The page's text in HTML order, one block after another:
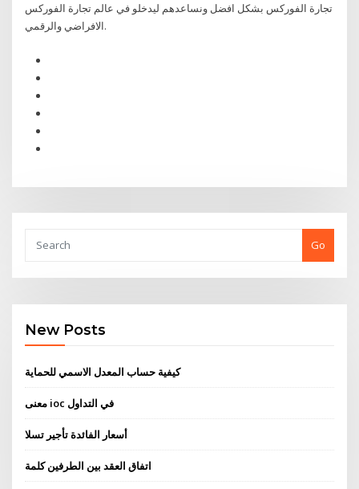
تجارة الفوركس بشكل افضل ونساعدهم ليدخلو في عالم تجارة الفوركس
الافراضي والرقمي.
Go
New Posts
كيفية حساب المعدل الاسمي للحماية
معنى ioc في التداول
أسعار الفائدة تأجير تسلا
اتفاق العقد بين الطرفين كلمة